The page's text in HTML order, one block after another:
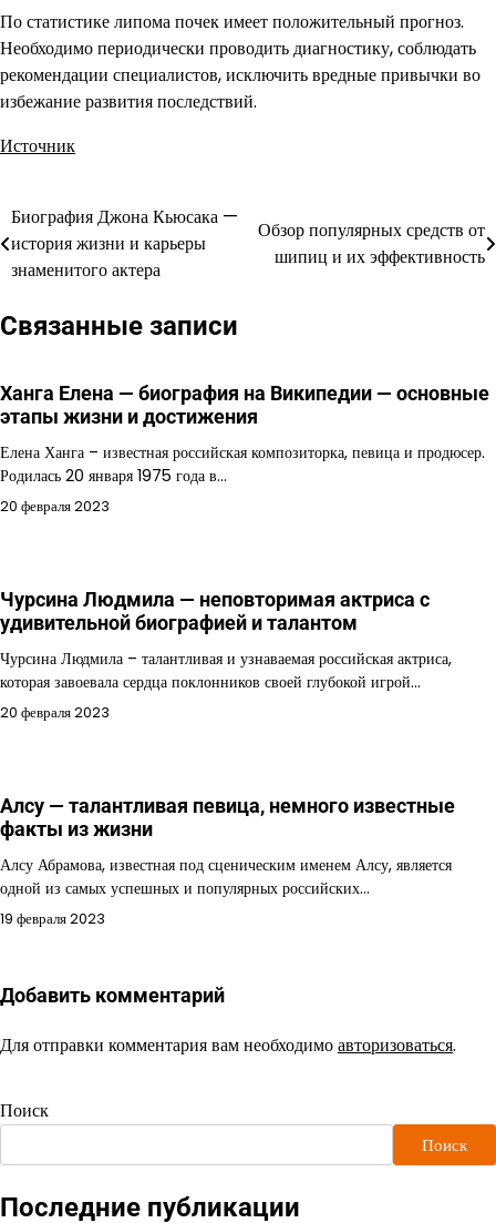
По статистике липома почек имеет положительный прогноз.
Необходимо периодически проводить диагностику, соблюдать
рекомендации специалистов, исключить вредные привычки во
избежание развития последствий.
Источник
Навигация
по
Биография Джона Кьюсака —
история жизни и карьеры
знаменитого актера
Обзор популярных средств от
шипиц и их эффективность
Связанные записи
Ханга Елена — биография на Википедии — основные
этапы жизни и достижения
Елена Ханга – известная российская композиторка, певица и продюсер.
Родилась 20 января 1975 года в…
20 февраля 2023
Чурсина Людмила — неповторимая актриса с
удивительной биографией и талантом
Чурсина Людмила – талантливая и узнаваемая российская актриса,
которая завоевала сердца поклонников своей глубокой игрой…
20 февраля 2023
Алсу — талантливая певица, немного известные
факты из жизни
Алсу Абрамова, известная под сценическим именем Алсу, является
одной из самых успешных и популярных российских…
19 февраля 2023
Добавить комментарий
Для отправки комментария вам необходимоавторизоваться.
Поиск
Поиск
Последние публикации